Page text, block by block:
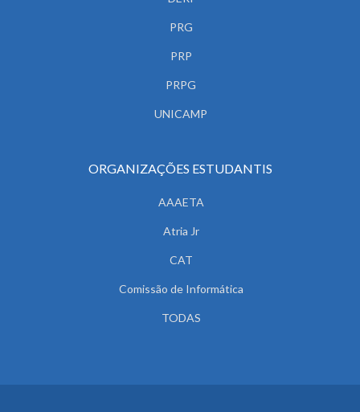
PRG
PRP
PRPG
UNICAMP
ORGANIZAÇÕES ESTUDANTIS
AAAETA
Atria Jr
CAT
Comissão de Informática
TODAS